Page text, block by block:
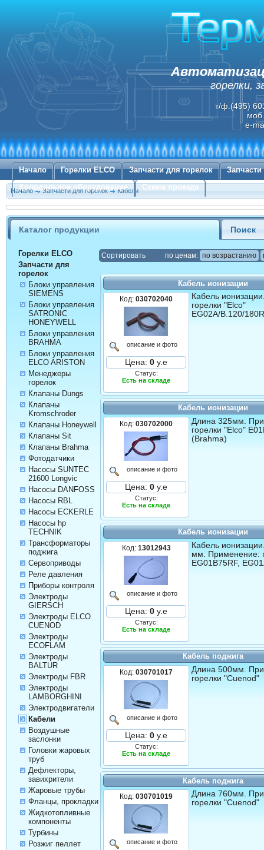
горелки,
т/ф.(495)
e-
Начало Горелки ELCO Запчасти для горелок
Холодильное оборудование
Схема проезда
Начало Запчасти для горелок Кабели
Каталог продукции Поиск
Горелки ELCO
Запчасти для
горелок
Блоки управления
SIEMENS
Блоки управления
SATRONIC
HONEYWELL
Блоки управления
BRAHMA
Блоки управления
ELCO ARISTON
Менеджеры
горелок
Клапаны Dungs
Клапаны
Kromschroder
Клапаны Honeywell
Клапаны Sit
Клапаны Brahma
Фотодатчики
Насосы SUNTEC
21600 Longvic
Насосы DANFOSS
Насосы RBL
Насосы ECKERLE
Насосы hp
TECHNIK
Трансформаторы
поджига
Сервоприводы
Реле давления
Приборы контроля
Электроды
GIERSCH
Электроды ELCO
CUENOD
Электроды
ECOFLAM
Электроды
BALTUR
Электроды FBR
Электроды
LAMBORGHINI
Электродвигатели
Кабели
Воздушные
заслонки
Головки жаровых
труб
Дефлекторы,
завихрители
Жаровые трубы
Фланцы, прокладки
Жидкотопливные
компоненты
Турбины
Розжиг пеллет
Cортировать по ценам: по возрастанию
Кабель ионизации
Код:030702040
описание и фото
Цена: 0 у.е
Статус:
Есть на складе
Кабель
горелки "Elco"
EG02A/B.120/
Кабель ионизации
Код:030702000
описание и фото
Цена: 0 у.е
Статус:
Есть на складе
Длина 325мм.
горелки "Elco"
(Brahma)
Кабель ионизации
Код: 13012943
описание и фото
Цена: 0 у.е
Статус:
Есть на складе
Кабель
мм. Применение:
ЕG01B75RF,
Кабель поджига
Код:030701017
описание и фото
Цена: 0 у.е
Статус:
Есть на складе
Длина 500мм.
горелки "Cuenod"
Кабель поджига
Код:030701019
описание и фото
Длина 760мм.
горелки "Cuenod"